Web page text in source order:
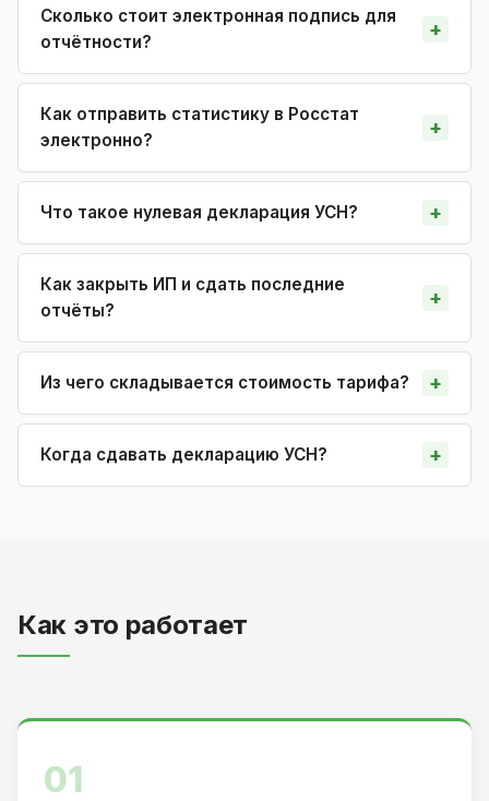
Сколько стоит электронная подпись для
отчётности?
Как отправить статистику в Росстат
электронно?
Что такое нулевая декларация УСН?
Как закрыть ИП и сдать последние
отчёты?
Из чего складывается стоимость тарифа?
Когда сдавать декларацию УСН?
Как это работает
01